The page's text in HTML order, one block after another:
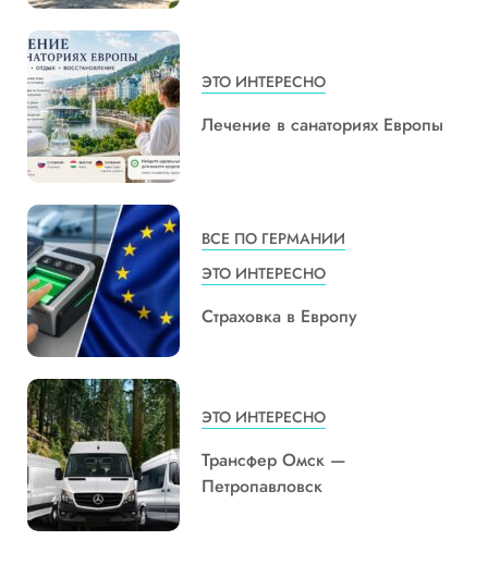
ЭТО ИНТЕРЕСНО
Лечение в санаториях Европы
ВСЕ ПО ГЕРМАНИИ
ЭТО ИНТЕРЕСНО
Страховка в Европу
ЭТО ИНТЕРЕСНО
Трансфер Омск —
Петропавловск